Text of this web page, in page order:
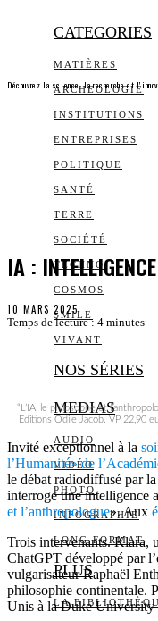
CATEGORIES
MATIÈRES
ARCHEOLOGIE
INSTITUTIONS
ENTREPRISES
POLITIQUE
SANTÉ
TERRE
SOCIÉTÉ
TECHNO
COSMOS
SMILE
VIVANT
NOS SÉRIES
MEDIAS
AUDIO
VIDÉO
PHOTO
INFOGRAPHIE
LONG FORMAT
PLUS
LA
Découvrez la science, la recherche et
IA :
10 MARS 2025
Temps de lecture : 4 minutes
“L’IA, le philosophe et
Editions Odile Jacob. VP 22,90
Invité exceptionnel à la
l’Humanité» de
le débat radiodiffusé par
interroge une intelligence
et l’anthropologue». Aux
Trois intervenants. Klara,
ChatGPT développé par
vulgarisateur Raphaël
philosophie continentale.
Unis à la Duke University